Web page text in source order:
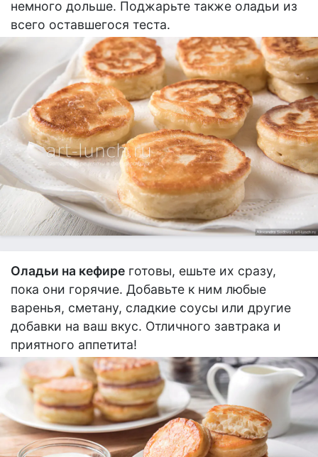
немного дольше. Поджарьте также оладьи из
всего оставшегося теста.
Оладьи на кефире готовы, ешьте их сразу,
пока они горячие. Добавьте к ним любые
варенья, сметану, сладкие соусы или другие
добавки на ваш вкус. Отличного завтрака и
приятного аппетита!